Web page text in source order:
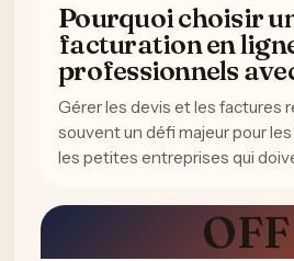
Pourquoi choisir
facturation en
professionnels
Gérer les devis et les factures
souvent un défi majeur pour
les petites entreprises qui
OFF